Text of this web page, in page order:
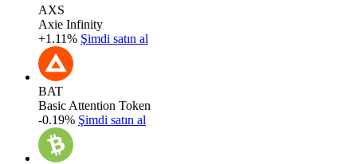
AXS
Axie Infinity
+1.11% Şimdi satın al
BAT
Basic Attention Token
-0.19% Şimdi satın al